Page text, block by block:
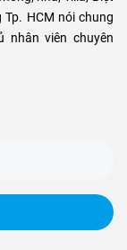
HCM nói chung
viên chuyên